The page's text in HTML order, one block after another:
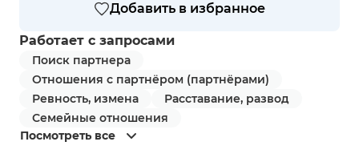
Добавить в избранное
Работает с запросами
Поиск партнера
Отношения с партнёром (партнёрами)
Ревность, измена
Расставание, развод
Семейные отношения
Посмотреть все